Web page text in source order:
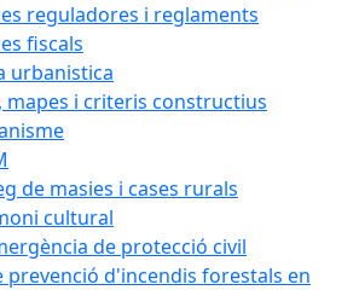
reguladores i reglaments
fiscals
urbanistica
mapes i criteris constructius
de masies i cases rurals
cultural
de protecció civil
prevenció d'incendis forestals en